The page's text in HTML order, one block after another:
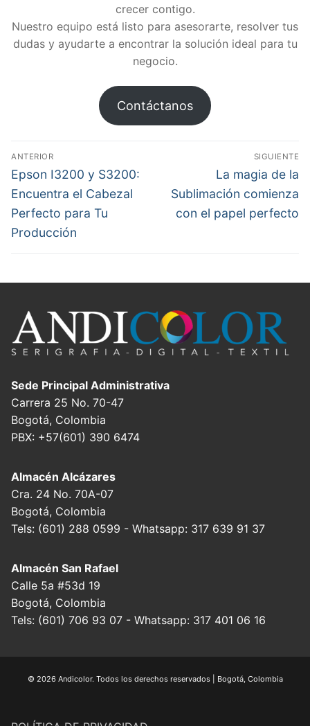
crecer contigo.
Nuestro equipo está listo para asesorarte, resolver tus
dudas y ayudarte a encontrar la solución ideal para tu
negocio.
Contáctanos
Navegación
de
entradas
ANTERIOR
Entrada
anterior:
Epson I3200 y S3200:
Encuentra el Cabezal
Perfecto para Tu
Producción
SIGUIENTE
Entrada
siguiente:
La magia de la
Sublimación comienza
con el papel perfecto
Sede Principal Administrativa
Carrera 25 No. 70-47
Bogotá, Colombia
PBX: +57(601) 390 6474
Almacén Alcázares
Cra. 24 No. 70A-07
Bogotá, Colombia
Tels: (601) 288 0599 - Whatsapp: 317 639 91 37
Almacén San Rafael
Calle 5a #53d 19
Bogotá, Colombia
Tels: (601) 706 93 07 - Whatsapp: 317 401 06 16
© 2026 Andicolor. Todos los derechos reservados | Bogotá, Colombia